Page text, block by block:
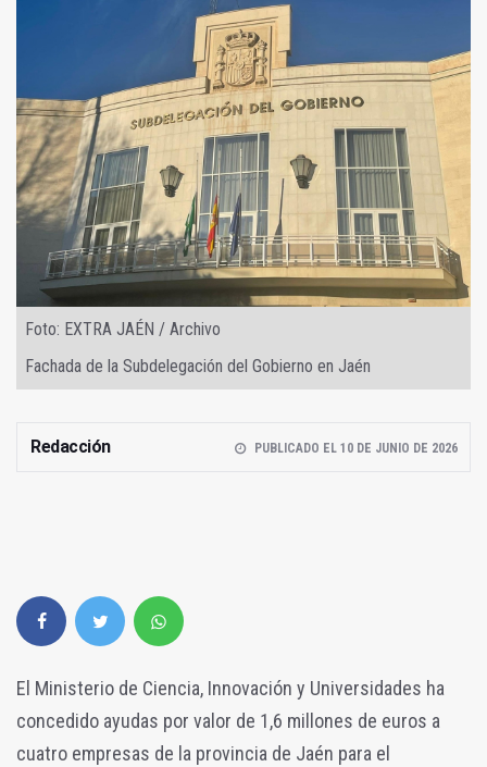
Foto: EXTRA JAÉN / Archivo
Fachada de la Subdelegación del Gobierno en Jaén
Redacción PUBLICADO EL 10 DE JUNIO DE 2026
El Ministerio de Ciencia, Innovación y Universidades ha
concedido ayudas por valor de 1,6 millones de euros a
cuatro empresas de la provincia de Jaén para el